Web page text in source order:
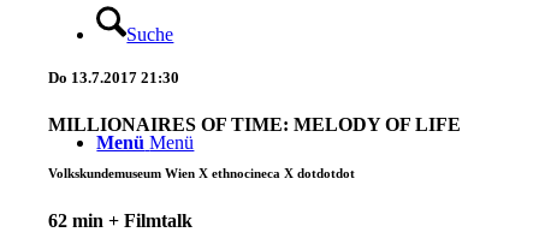
Suche
Menü Menü
Do 13.7.2017 21:30
MILLIONAIRES OF TIME: MELODY OF LIFE
Volkskundemuseum Wien X ethnocineca X dotdotdot
62 min + Filmtalk